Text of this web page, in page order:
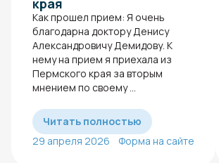
Как прошел прием: Я очень
благодарна доктору Денису
Александровичу Демидову. К
нему на прием я приехала из
Пермского края за вторым
мнением по своему ...
Читать полностью
29 апреля 2026
Форма на сайте